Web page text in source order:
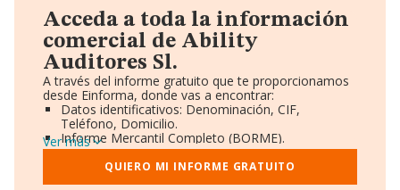
Acceda a toda la información
comercial de Ability
Auditores Sl.
A través del informe gratuito que te proporcionamos
desde Einforma, donde vas a encontrar:
Datos identificativos: Denominación, CIF,
Teléfono, Domicilio.
Informe Mercantil Completo (BORME).
Gráficos de Evolución Ventas y Empleados.
Consejo de Administración y Administradores.
Directivos y Ejecutivos.
Ver más
QUIERO MI INFORME GRATUITO